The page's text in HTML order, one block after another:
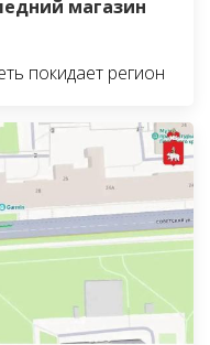
магазин
покидает регион